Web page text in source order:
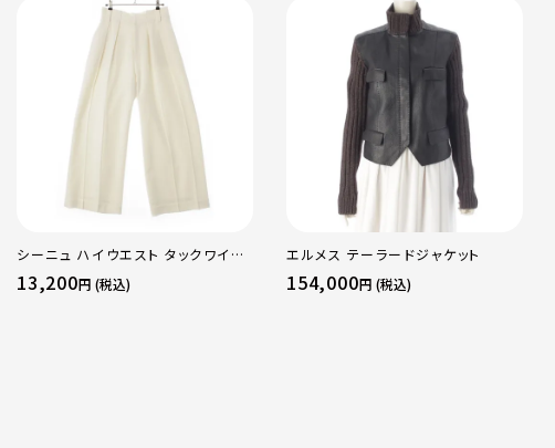
シーニュ ハイウエスト タックワイド
パンツ ボトムス オフホワイト 0
13,200円 (税込)
エルメス テーラードジャケット
154,000円 (税込)